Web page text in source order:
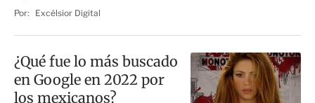
Por:
Excélsior Digital
¿Qué fue lo más buscado
en Google en 2022 por
los mexicanos?